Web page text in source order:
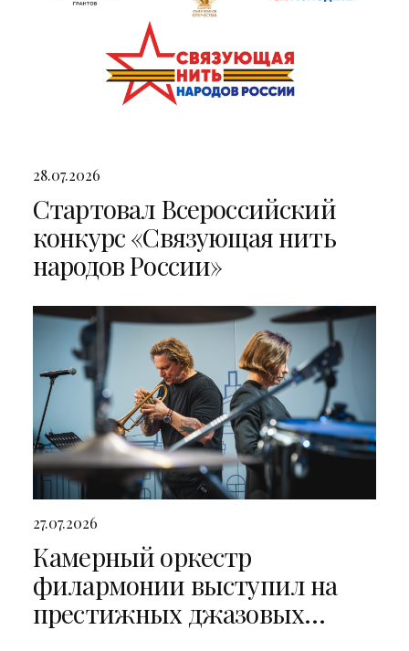
28.07.2026
Стартовал Всероссийский
конкурс «Связующая нить
народов России»
27.07.2026
Камерный оркестр
филармонии выступил на
престижных джазовых